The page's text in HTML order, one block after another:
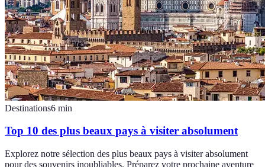
Destinations6 min
Top 10 des plus beaux pays à visiter absolument
Explorez notre sélection des plus beaux pays à visiter absolument
pour des souvenirs inoubliables. Préparez votre prochaine aventure